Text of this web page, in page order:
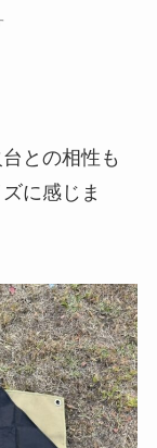
との相性も
に感じま